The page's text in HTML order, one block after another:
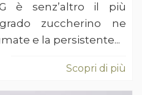
è senz’altro il più
zuccherino ne
e la persistente...
Scopri di più